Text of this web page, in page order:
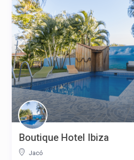
Boutique Hotel Ibiza
Jacó